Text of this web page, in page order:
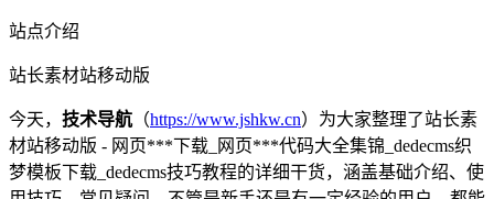
站点介绍
站长素材站移动版
今天， 技术导航 （https://www.jshkw.cn）为大家整理了站长素
材站移动版 - 网页***下载_网页***代码大全集锦_dedecms织
梦模板下载_dedecms技巧教程的详细干货，涵盖基础介绍、使